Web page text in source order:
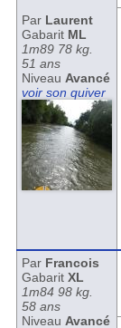
Par Laurent
Gabarit ML
1m89 78 kg.
51 ans
Niveau Avancé
voir son quiver
Par Francois
Gabarit XL
1m84 98 kg.
58 ans
Niveau Avancé